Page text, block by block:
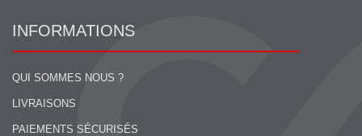
INFORMATIONS
QUI SOMMES NOUS ?
LIVRAISONS
PAIEMENTS SÉCURISÉS